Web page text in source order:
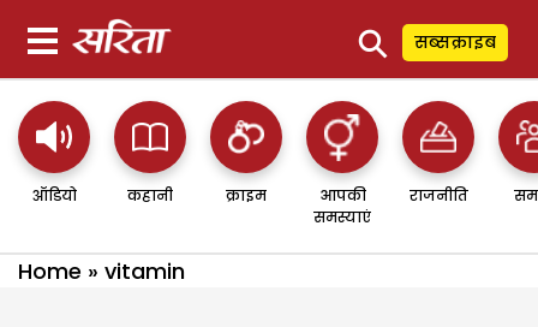
⚲ सब्सक्राइब
ऑडियो कहानी क्राइम
आपकी
समस्याएं
राजनीति
Home » vitamin